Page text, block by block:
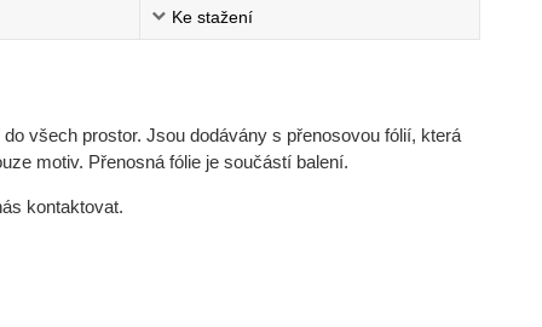
Ke stažení
všech prostor. Jsou dodávány s přenosovou fólií, která
motiv. Přenosná fólie je součástí balení.
kontaktovat.